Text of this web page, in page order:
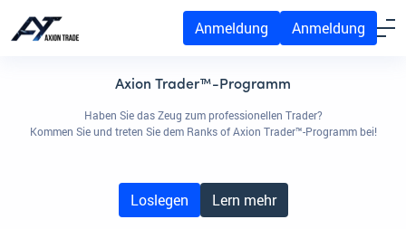
Anmeldung Anmeldung
Axion Trader™-Programm
Haben Sie das Zeug zum professionellen Trader?
Kommen Sie und treten Sie dem Ranks of Axion Trader™-Programm bei!
Loslegen Lern mehr